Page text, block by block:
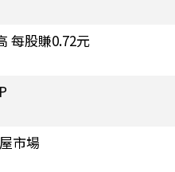
每股賺0.72元
市場